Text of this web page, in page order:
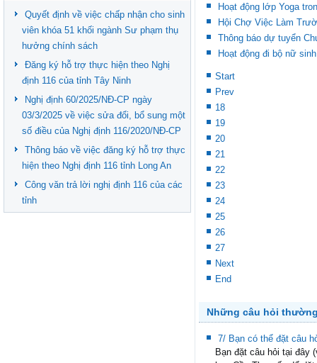
Quyết định về việc chấp nhận cho sinh
viên khóa 51 khối ngành Sư phạm thụ
hưởng chính sách
Đăng ký hỗ trợ thực hiện theo Nghị
định 116 của tỉnh Tây Ninh
Nghị định 60/2025/NĐ-CP ngày
03/3/2025 về việc sửa đổi, bổ sung một
số điều của Nghị định 116/2020/NĐ-CP
Thông báo về việc đăng ký hỗ trợ thực
hiện theo Nghị định 116 tỉnh Long An
Công văn trả lời nghị định 116 của các
tỉnh
Hoạt động lớp Yoga
Hội Chợ Việc Làm
Thông báo dự tuyển
Hoạt động đi bộ nữ
Start
Prev
18
19
20
21
22
23
24
25
26
27
Next
End
Những câu hỏi
7/ Bạn có thể đặt câu
Bạn đặt câu hỏi tại đây